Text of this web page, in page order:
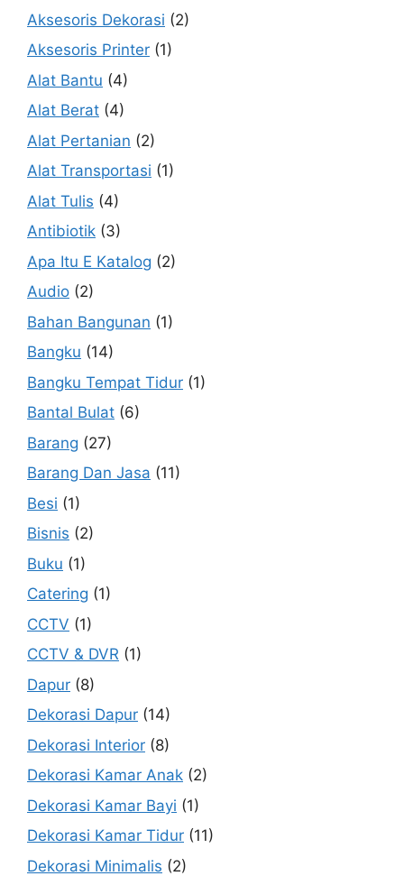
Aksesoris Dekorasi (2)
Aksesoris Printer (1)
Alat Bantu (4)
Alat Berat (4)
Alat Pertanian (2)
Alat Transportasi (1)
Alat Tulis (4)
Antibiotik (3)
Apa Itu E Katalog (2)
Audio (2)
Bahan Bangunan (1)
Bangku (14)
Bangku Tempat Tidur (1)
Bantal Bulat (6)
Barang (27)
Barang Dan Jasa (11)
Besi (1)
Bisnis (2)
Buku (1)
Catering (1)
CCTV (1)
CCTV & DVR (1)
Dapur (8)
Dekorasi Dapur (14)
Dekorasi Interior (8)
Dekorasi Kamar Anak (2)
Dekorasi Kamar Bayi (1)
Dekorasi Kamar Tidur (11)
Dekorasi Minimalis (2)